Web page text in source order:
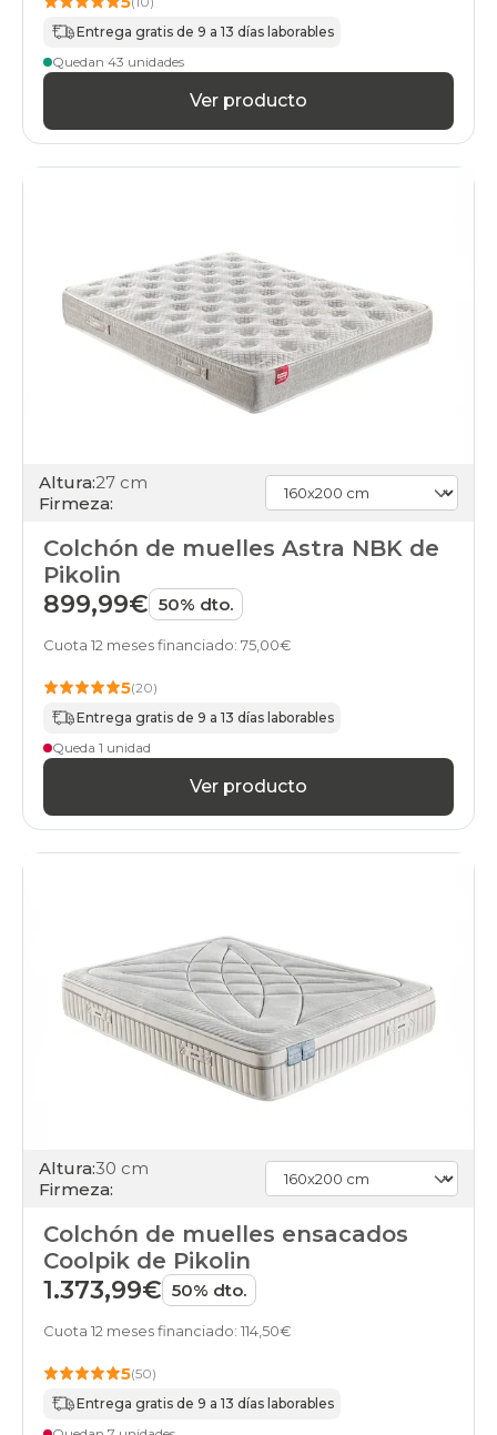
Entrega gratis de 9 a 13 días laborables
Quedan 43 unidades
Ver producto
Altura:27 cm
Firmeza:
Colchón de muelles Astra NBK de
Pikolin
899,99€ 50% dto.
Cuota 12 meses financiado: 75,00€
5(20)
Entrega gratis de 9 a 13 días laborables
Queda 1 unidad
Ver producto
Altura:30 cm
Firmeza:
Colchón de muelles ensacados
Coolpik de Pikolin
1.373,99€ 50% dto.
Cuota 12 meses financiado: 114,50€
5(50)
Entrega gratis de 9 a 13 días laborables